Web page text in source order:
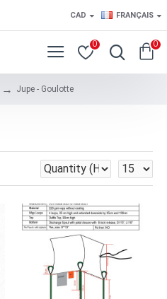
CAD FRANÇAIS
0 0
Jupe - Goulotte